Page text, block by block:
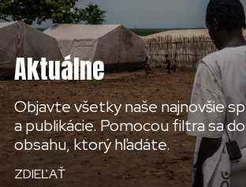
AKTUÁLNE
ZAPOJTE SA
APOTEKA + PINAKOTEKA
PRACUJTE S NAMI
Aktuálne
Objavte všetky naše najnovšie
a publikácie. Pomocou filtra sa
obsahu, ktorý hľadáte.
ZDIEĽAŤ